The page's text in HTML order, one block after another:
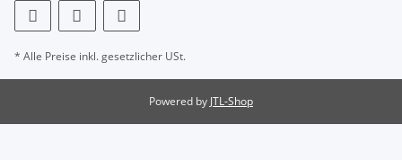
* Alle Preise inkl. gesetzlicher USt.
Powered by JTL-Shop